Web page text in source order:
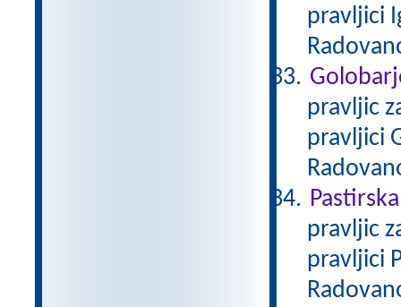
pravljici
pravljic
pravljici
pravljic
pravljici